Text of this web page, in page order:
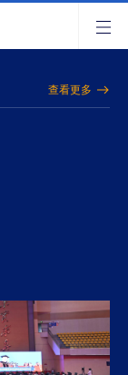
查看更多